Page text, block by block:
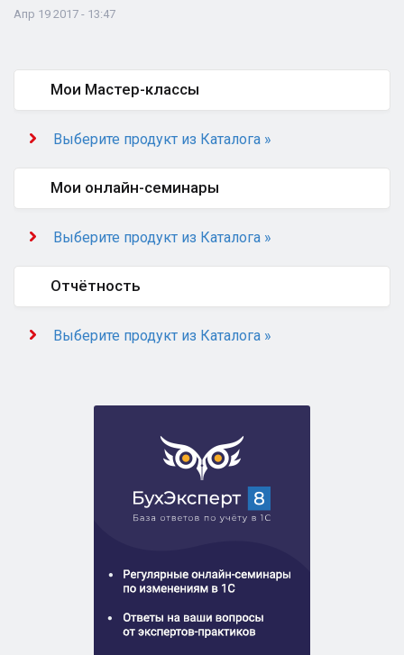
Апр 19 2017 - 13:47
Мои Мастер-классы
Выберите продукт из Каталога »
Мои онлайн-семинары
Выберите продукт из Каталога »
Отчётность
Выберите продукт из Каталога »